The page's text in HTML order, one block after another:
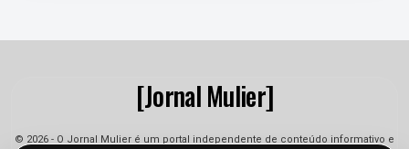
[Jornal Mulier]
© 2026 - O Jornal Mulier é um portal independente de conteúdo informativo e